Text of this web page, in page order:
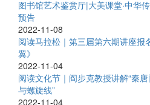
图书馆艺术鉴赏厅|大美课堂·中华
预告
2022-11-08
阅读马拉松｜第三届第六期讲座报
翼》
2022-11-04
阅读文化节｜阎步克教授讲解“秦
与螺旋线”
2022-11-04